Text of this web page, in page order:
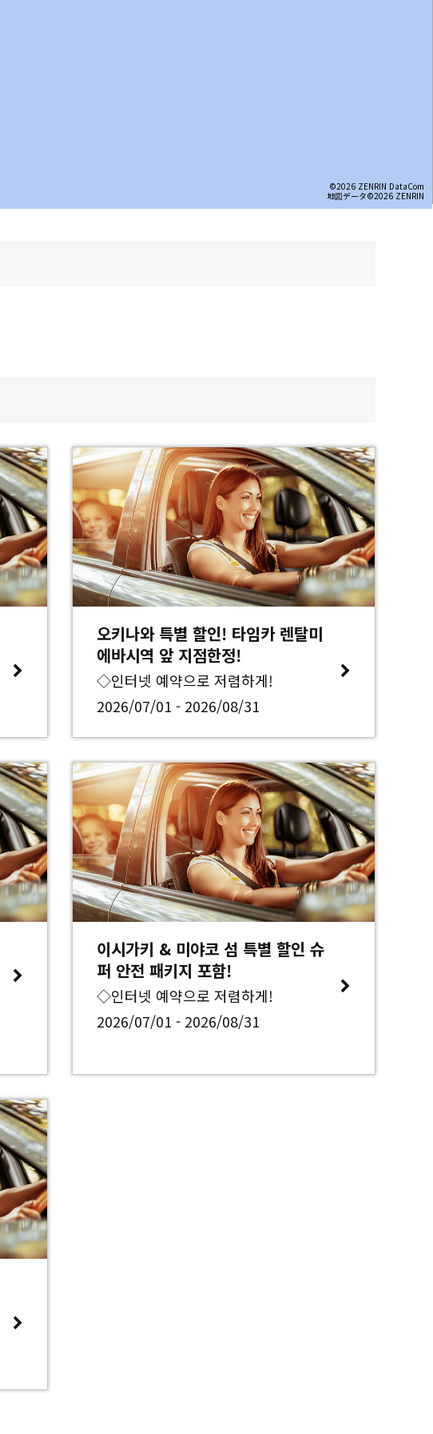
©2026 ZENRIN DataCom
地図データ©2026 ZENRIN
오키나와 특별 할인! 타임카 렌탈미
에바시역 앞 지점한정!
◇인터넷 예약으로 저렴하게!
2026/07/01 - 2026/08/31
이시가키 & 미야코 섬 특별 할인 슈
퍼 안전 패키지 포함!
◇인터넷 예약으로 저렴하게!
2026/07/01 - 2026/08/31